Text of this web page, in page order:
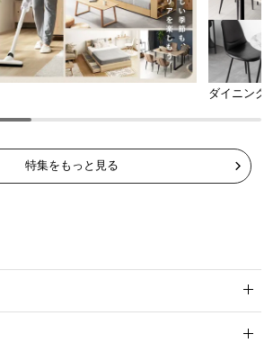
ダイニング
特集をもっと見る